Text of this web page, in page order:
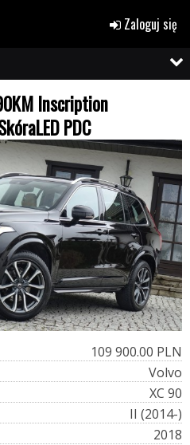
Zaloguj się
Inscription
PDC
109 900.00 PLN
Volvo
XC 90
II (2014-)
2018